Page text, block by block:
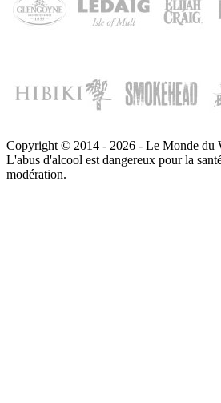
Copyright © 2014 - 2026 - Le Monde du
L'abus d'alcool est dangereux pour la
modération.